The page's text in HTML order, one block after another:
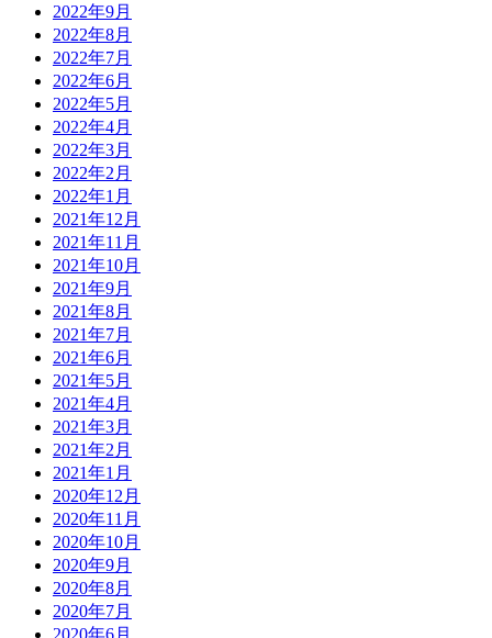
2022年9月
2022年8月
2022年7月
2022年6月
2022年5月
2022年4月
2022年3月
2022年2月
2022年1月
2021年12月
2021年11月
2021年10月
2021年9月
2021年8月
2021年7月
2021年6月
2021年5月
2021年4月
2021年3月
2021年2月
2021年1月
2020年12月
2020年11月
2020年10月
2020年9月
2020年8月
2020年7月
2020年6月